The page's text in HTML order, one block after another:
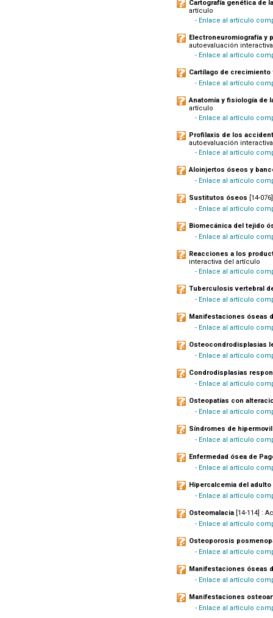
Cartografía genética de
artículo
- Enlace al artículo
Electroneuromiografía y
autoevaluación
- Enlace al artículo
Cartílago de
- Enlace al artículo
Anatomía y fisiología de
artículo
- Enlace al artículo
Profilaxis de los
autoevaluación
- Enlace al artículo
Aloinjertos óseos y
- Enlace al artículo
Sustitutos óseos [14-
- Enlace al artículo
Biomecánica del tejido
- Enlace al artículo
Reacciones a los
interactiva del artículo
- Enlace al artículo
Tuberculosis vertebral
- Enlace al artículo
Manifestaciones óseas
- Enlace al artículo
Osteocondrodisplasias
- Enlace al artículo
Condrodisplasias
- Enlace al artículo
Osteopatías con
- Enlace al artículo
Síndromes de
- Enlace al artículo
Enfermedad ósea de
- Enlace al artículo
Hipercalcemia del adulto
- Enlace al artículo
Osteomalacia [14-114] :
- Enlace al artículo
Osteoporosis
- Enlace al artículo
Manifestaciones óseas
- Enlace al artículo
Manifestaciones
- Enlace al artículo